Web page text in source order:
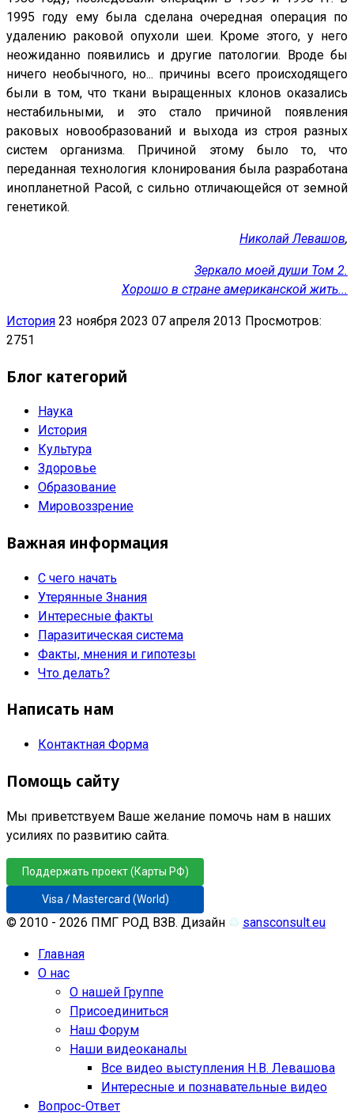
1995 году ему была сделана очередная операция по
удалению раковой опухоли шеи. Кроме этого, у него
неожиданно появились и другие патологии. Вроде бы
ничего необычного, но... причины всего происходящего
были в том, что ткани выращенных клонов оказались
нестабильными, и это стало причиной появления
раковых новообразований и выхода из строя разных
систем организма. Причиной этому было то, что
переданная технология клонирования была разработана
инопланетной Расой, с сильно отличающейся от земной
генетикой.
Николай Левашов,
Зеркало моей души Том 2.
Хорошо в стране американской жить...
История 23 ноября 2023 07 апреля 2013 Просмотров:
2751
Блог категорий
Наука
История
Культура
Здоровье
Образование
Мировоззрение
Важная информация
С чего начать
Утерянные Знания
Интересные факты
Паразитическая система
Факты, мнения и гипотезы
Что делать?
Написать нам
Контактная Форма
Помощь сайту
Мы приветствуем Ваше желание помочь нам в наших
усилиях по развитию сайта.
Поддержать проект (Карты РФ)
Visa / Mastercard (World)
© 2010 - 2026 ПМГ РОД ВЗВ. Дизайн ♲ sansconsult.eu
Главная
О нас
О нашей Группе
Присоединиться
Наш Форум
Наши видеоканалы
Все видео выступления Н.В. Левашова
Интересные и познавательные видео
Вопрос-Ответ